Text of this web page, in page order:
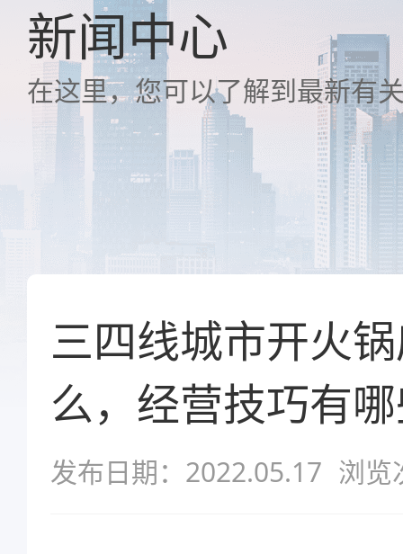
新闻中心
在这里，您可以了解到最新有
三四线城市开火
么，经营技巧有
发布日期：2022.05.17 浏览